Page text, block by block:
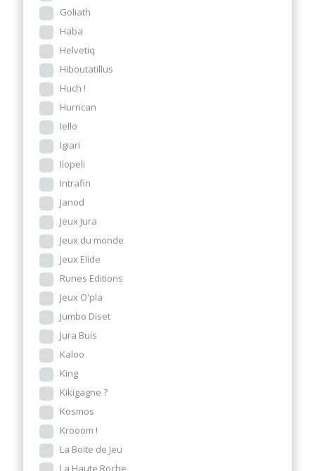
Goliath
Haba
Helvetiq
Hiboutatillus
Huch !
Hurrican
Iello
Igiari
Ilopeli
Intrafin
Janod
Jeux Jura
Jeux du monde
Jeux Elide
Runes Editions
Jeux O'pla
Jumbo Diset
Jura Buis
Kaloo
King
Kikigagne ?
Kosmos
Krooom !
La Boite de Jeu
La Haute Roche